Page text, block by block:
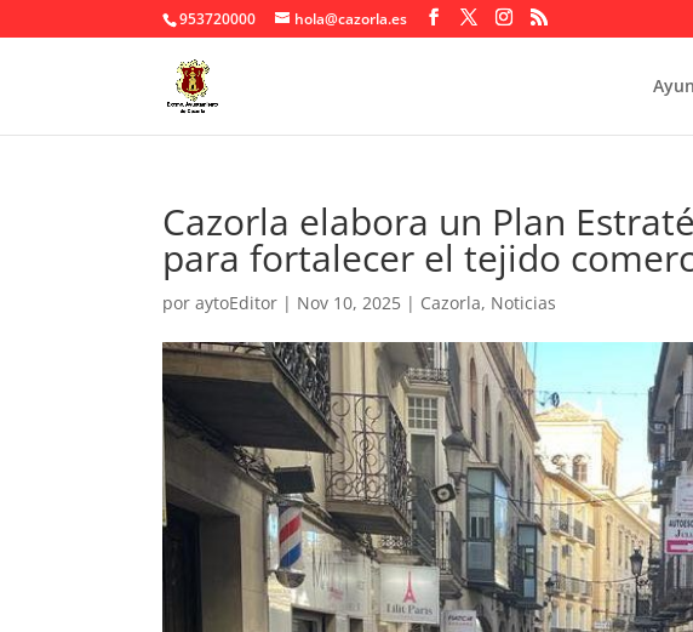
953720000 hola@cazorla.es
Cazorla elabora un Plan
para fortalecer el tejido
poraytoEditor | Nov 10, 2025 | Cazorla, Noticias